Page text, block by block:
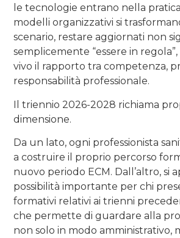
le tecnologie entrano nella
modelli organizzativi si
scenario, restare aggiornati non
semplicemente “essere in
vivo il rapporto tra competenza,
responsabilità professionale.
Il triennio 2026-2028 richiama
dimensione.
Da un lato, ogni professionista
a costruire il proprio percorso
nuovo periodo ECM. Dall’altro, si
possibilità importante per chi
formativi relativi ai trienni
che permette di guardare alla
non solo in modo amministrativo,